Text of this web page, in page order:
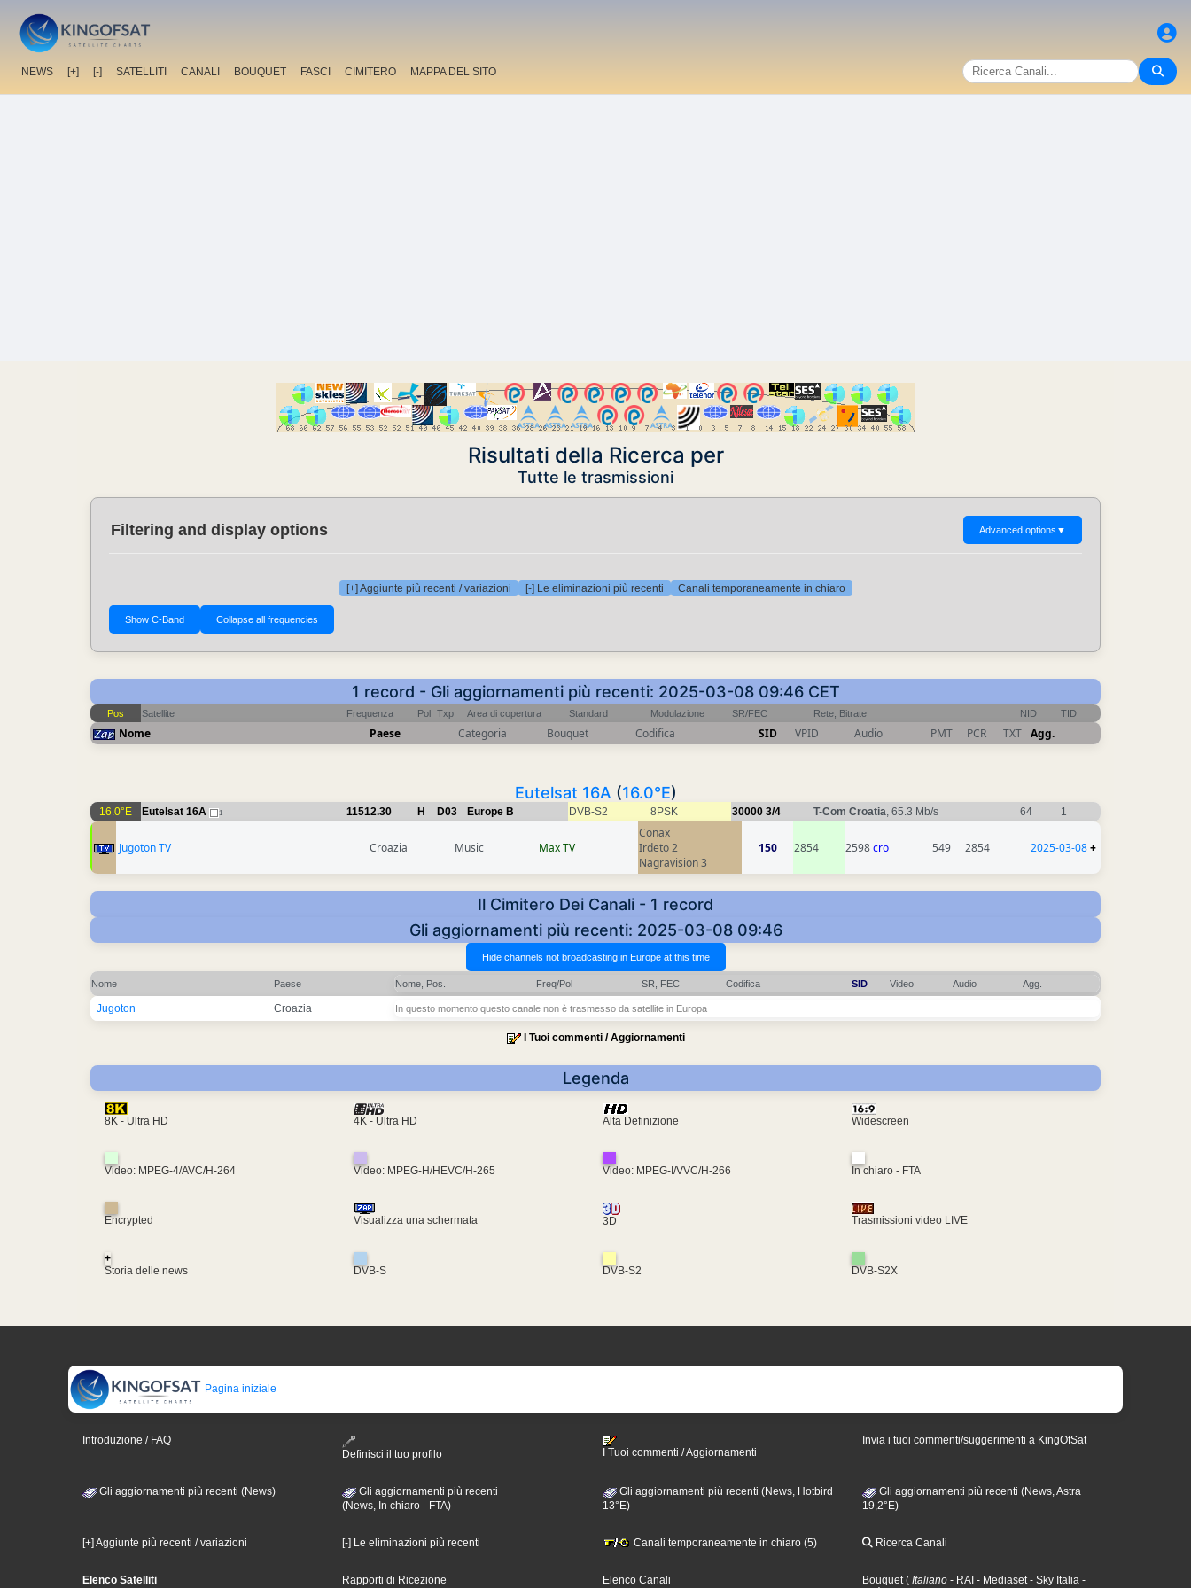
NEWS [+] [-] SATELLITI CANALI BOUQUET FASCI CIMITERO MAPPA DEL SITO
Risultati della Ricerca per
Tutte le trasmissioni
Filtering and display options Advanced options ▼
[+] Aggiunte più recenti / variazioni [-] Le eliminazioni più recenti Canali temporaneamente in chiaro
1 record - Gli aggiornamenti più recenti: 2025-03-08 09:46 CET
Pos Satellite Frequenza Pol Txp Area di copertura Standard Modulazione SR/FEC Rete, Bitrate NID TID
Nome Paese Categoria Bouquet Codifica SID VPID Audio PMT PCR TXT Agg.
Eutelsat 16A (16.0°E)
16.0°E Eutelsat 16A 1 11512.30 H D03 Europe B DVB-S2 8PSK 30000 3/4 T-Com Croatia, 65.3 Mb/s 64 1
Jugoton TV Croazia Music Max TV
Conax
Irdeto 2
Nagravision 3
150 2854 2598cro 549 2854 2025-03-08+
Il Cimitero Dei Canali - 1 record
Gli aggiornamenti più recenti: 2025-03-08 09:46
Nome Paese Nome, Pos. Freq/Pol SR, FEC Codifica SID Video Audio Agg.
Jugoton Croazia In questo momento questo canale non è trasmesso da satellite in Europa
I Tuoi commenti / Aggiornamenti
Legenda
8K - Ultra HD 4K - Ultra HD Alta Definizione Widescreen
Video: MPEG-4/AVC/H-264 Video: MPEG-H/HEVC/H-265 Video: MPEG-I/VVC/H-266 In chiaro - FTA
Encrypted Visualizza una schermata 3D Trasmissioni video LIVE
+
Storia delle news
DVB-S DVB-S2 DVB-S2X
Pagina iniziale
Introduzione / FAQ
Definisci il tuo profilo
I Tuoi commenti / Aggiornamenti
Invia i tuoi commenti/suggerimenti a KingOfSat
Gli aggiornamenti più recenti (News)
Gli aggiornamenti più recenti
(News, In chiaro - FTA)
Gli aggiornamenti più recenti (News, Hotbird
13°E)
Gli aggiornamenti più recenti (News, Astra
19,2°E)
[+] Aggiunte più recenti / variazioni [-] Le eliminazioni più recenti Canali temporaneamente in chiaro (5) Ricerca Canali
Elenco Satelliti Rapporti di Ricezione Elenco Canali Bouquet ( Italiano - RAI - Mediaset - Sky Italia -